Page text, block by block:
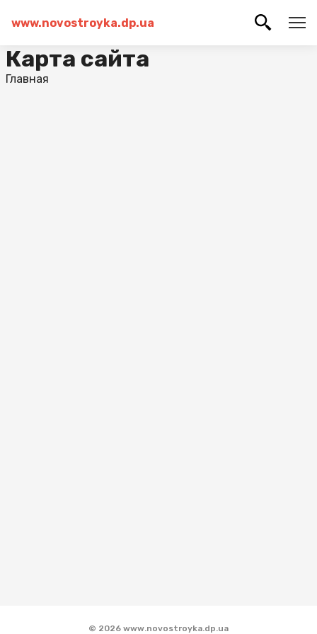
www.novostroyka.dp.ua
Карта сайта
Главная
© 2026 www.novostroyka.dp.ua